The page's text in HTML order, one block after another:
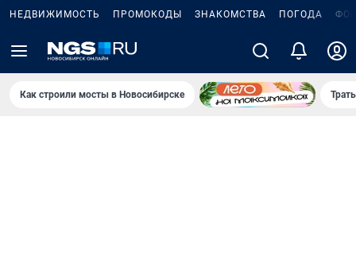
НЕДВИЖИМОСТЬ ПРОМОКОДЫ ЗНАКОМСТВА ПОГОДА
Как строили мосты в Новосибирске